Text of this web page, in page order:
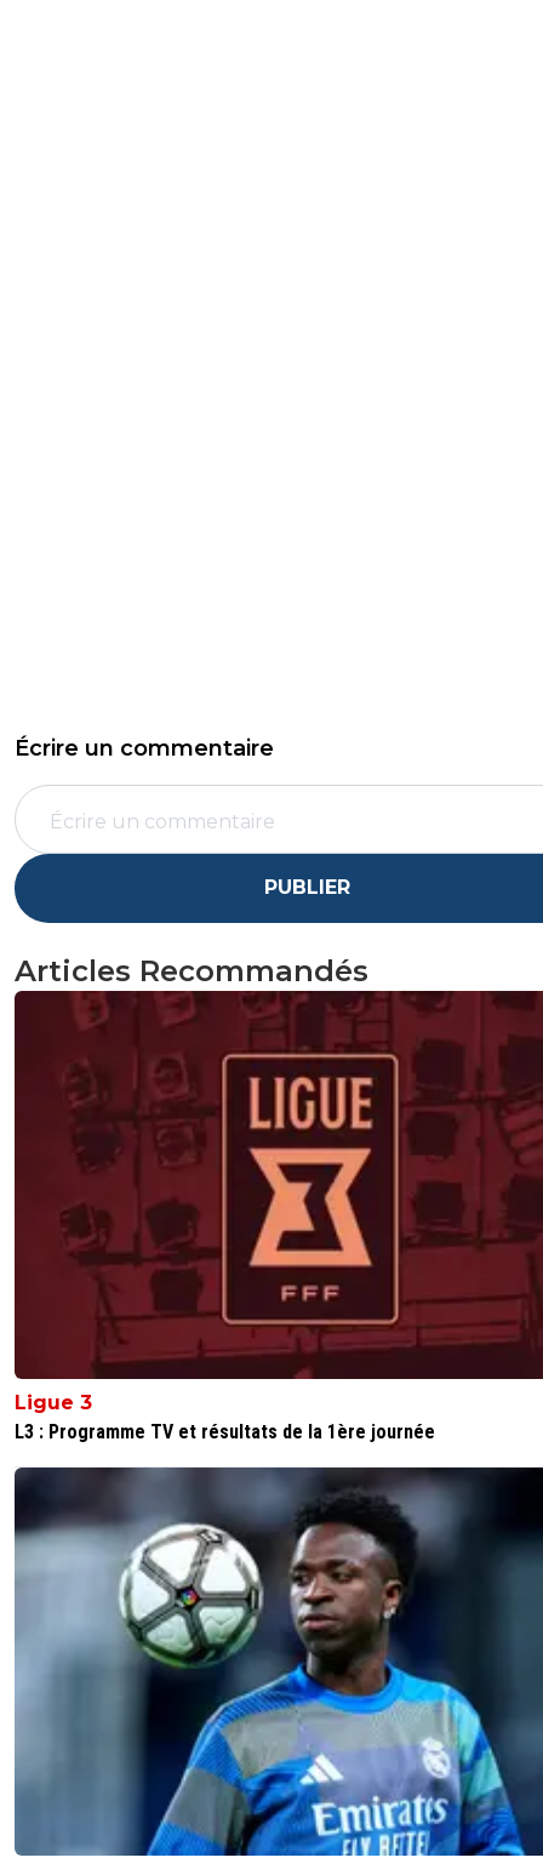
Écrire un commentaire
PUBLIER
Articles Recommandés
Ligue 3
L3 : Programme TV et résultats de la 1ère journée